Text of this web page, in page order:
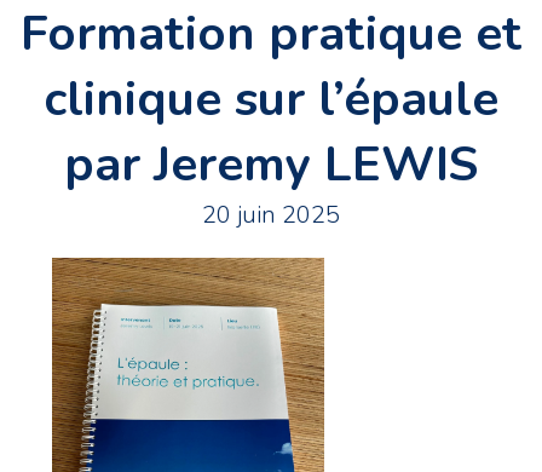
Formation pratique et
clinique sur l’épaule
par Jeremy LEWIS
20 juin 2025